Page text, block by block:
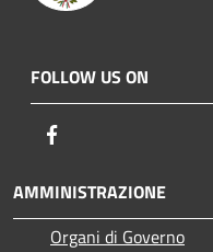
FOLLOW US ON
AMMINISTRAZIONE
Organi di Governo